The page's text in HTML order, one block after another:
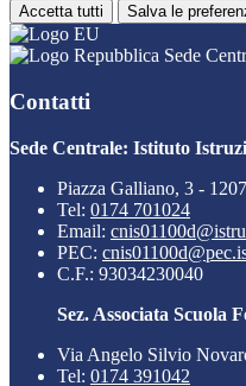
Accetta tutti Salva le
Sede
Contatti
Sede Centrale: Istituto
Piazza Galliano, 3 -
Tel: 0174 701024
Email:
PEC:
C.F.: 93034230040
Sez. Associata Scuola
Via Angelo Silvio
Tel: 0174 391042